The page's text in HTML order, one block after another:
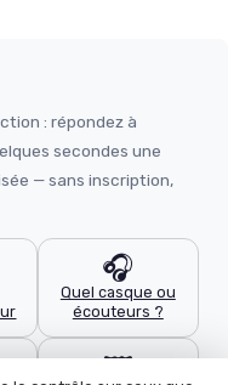
: répondez à
secondes une
— sans inscription,
🎧
Quel casque ou
écouteurs ?
🖼️